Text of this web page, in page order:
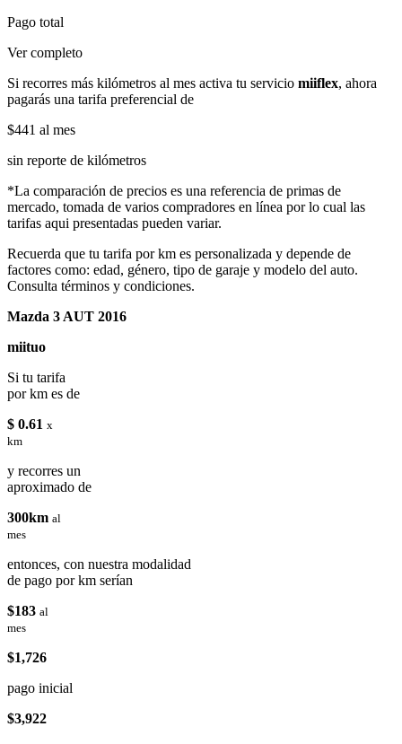
Pago total
Ver completo
Si recorres más kilómetros al mes activa tu servicio miiflex, ahora
pagarás una tarifa preferencial de
$441 al mes
sin reporte de kilómetros
*La comparación de precios es una referencia de primas de
mercado, tomada de varios compradores en línea por lo cual las
tarifas aqui presentadas pueden variar.
Recuerda que tu tarifa por km es personalizada y depende de
factores como: edad, género, tipo de garaje y modelo del auto.
Consulta términos y condiciones.
Mazda 3 AUT 2016
miituo
Si tu tarifa
por km es de
$ 0.61 x
km
y recorres un
aproximado de
300km al
mes
entonces, con nuestra modalidad
de pago por km serían
$183 al
mes
$1,726
pago inicial
$3,922